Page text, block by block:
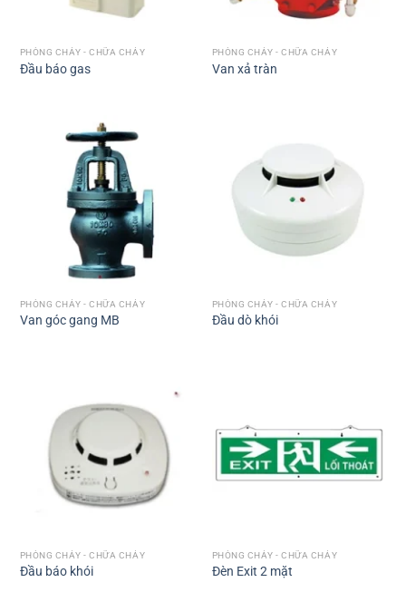
PHÒNG CHÁY - CHỮA CHÁY
Đầu báo gas
PHÒNG CHÁY - CHỮA CHÁY
Van xả tràn
PHÒNG CHÁY - CHỮA CHÁY
Van góc gang MB
PHÒNG CHÁY - CHỮA CHÁY
Đầu dò khói
PHÒNG CHÁY - CHỮA CHÁY
Đầu báo khói
PHÒNG CHÁY - CHỮA CHÁY
Đèn Exit 2 mặt